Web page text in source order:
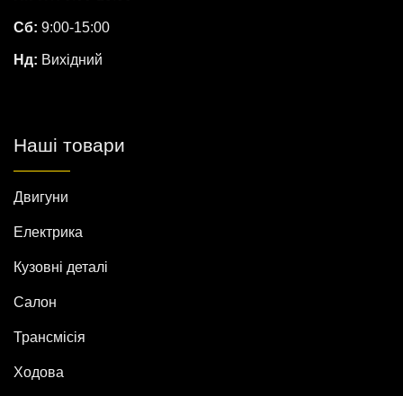
Сб: 9:00-15:00
Нд: Вихідний
Наші товари
Двигуни
Електрика
Кузовні деталі
Салон
Трансмісія
Ходова